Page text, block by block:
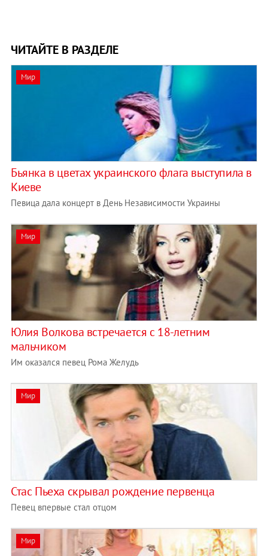
ЧИТАЙТЕ В РАЗДЕЛЕ
Мир
Бьянка в цветах украинского флага выступила в
Киеве
Певица дала концерт в День Независимости Украины
Мир
Юлия Волкова встречается с 18-летним
мальчиком
Им оказался певец Рома Желудь
Мир
Стас Пьеха скрывал рождение первенца
Певец впервые стал отцом
Мир